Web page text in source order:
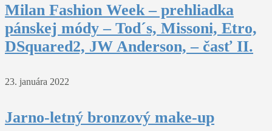
Milan Fashion Week – prehliadka
pánskej módy – Tod´s, Missoni, Etro,
DSquared2, JW Anderson, – časť II.
23. januára 2022
Jarno-letný bronzový make-up